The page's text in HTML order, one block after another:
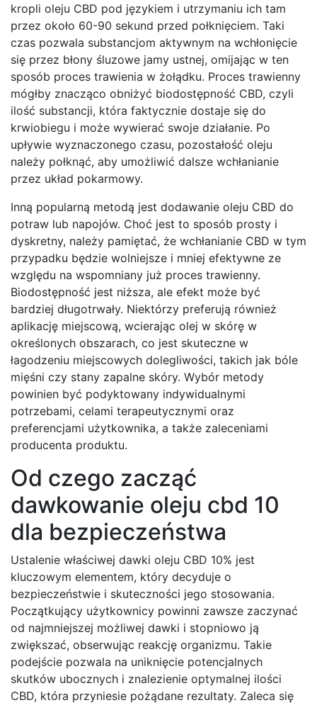
kropli oleju CBD pod językiem i utrzymaniu ich tam
przez około 60-90 sekund przed połknięciem. Taki
czas pozwala substancjom aktywnym na wchłonięcie
się przez błony śluzowe jamy ustnej, omijając w ten
sposób proces trawienia w żołądku. Proces trawienny
mógłby znacząco obniżyć biodostępność CBD, czyli
ilość substancji, która faktycznie dostaje się do
krwiobiegu i może wywierać swoje działanie. Po
upływie wyznaczonego czasu, pozostałość oleju
należy połknąć, aby umożliwić dalsze wchłanianie
przez układ pokarmowy.
Inną popularną metodą jest dodawanie oleju CBD do
potraw lub napojów. Choć jest to sposób prosty i
dyskretny, należy pamiętać, że wchłanianie CBD w tym
przypadku będzie wolniejsze i mniej efektywne ze
względu na wspomniany już proces trawienny.
Biodostępność jest niższa, ale efekt może być
bardziej długotrwały. Niektórzy preferują również
aplikację miejscową, wcierając olej w skórę w
określonych obszarach, co jest skuteczne w
łagodzeniu miejscowych dolegliwości, takich jak bóle
mięśni czy stany zapalne skóry. Wybór metody
powinien być podyktowany indywidualnymi
potrzebami, celami terapeutycznymi oraz
preferencjami użytkownika, a także zaleceniami
producenta produktu.
Od czego zacząć
dawkowanie oleju cbd 10
dla bezpieczeństwa
Ustalenie właściwej dawki oleju CBD 10% jest
kluczowym elementem, który decyduje o
bezpieczeństwie i skuteczności jego stosowania.
Początkujący użytkownicy powinni zawsze zaczynać
od najmniejszej możliwej dawki i stopniowo ją
zwiększać, obserwując reakcję organizmu. Takie
podejście pozwala na uniknięcie potencjalnych
skutków ubocznych i znalezienie optymalnej ilości
CBD, która przyniesie pożądane rezultaty. Zaleca się